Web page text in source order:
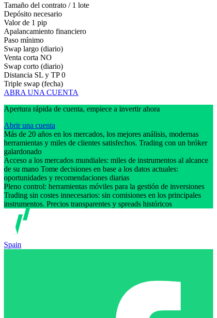
Tamaño del contrato / 1 lote
Depósito necesario
Valor de 1 pip
Apalancamiento financiero
Paso mínimo
Swap largo (diario)
Venta corta NO
Swap corto (diario)
Distancia SL y TP 0
Triple swap (fecha)
ABRA UNA CUENTA
Apertura rápida de cuenta, empiece a invertir ahora
Abrir una cuenta
Más de 20 años en los mercados, los mejores análisis, modernas
herramientas y miles de clientes satisfechos. Trading con un bróker
galardonado
Acceso a los mercados mundiales: miles de instrumentos al alcance
de su mano Tome decisiones en base a los datos actuales:
oportunidades y recomendaciones diarias
Pleno control: herramientas móviles para la gestión de inversiones
Trading sin costes innecesarios: sin comisiones en los principales
instrumentos. Precios transparentes y spreads históricos
Spain